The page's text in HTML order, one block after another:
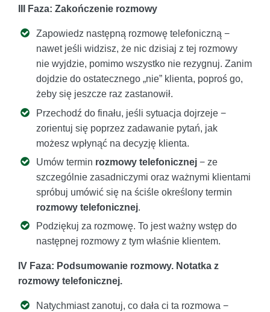
III Faza: Zakończenie rozmowy
Zapowiedz następną rozmowę telefoniczną −
nawet jeśli widzisz, że nic dzisiaj z tej rozmowy
nie wyjdzie, pomimo wszystko nie rezygnuj. Zanim
dojdzie do ostatecznego „nie” klienta, poproś go,
żeby się jeszcze raz zastanowił.
Przechodź do finału, jeśli sytuacja dojrzeje −
zorientuj się poprzez zadawanie pytań, jak
możesz wpłynąć na decyzję klienta.
Umów termin rozmowy telefonicznej − ze
szczególnie zasadniczymi oraz ważnymi klientami
spróbuj umówić się na ściśle określony termin
rozmowy telefonicznej.
Podziękuj za rozmowę. To jest ważny wstęp do
następnej rozmowy z tym właśnie klientem.
IV Faza: Podsumowanie rozmowy. Notatka z
rozmowy telefonicznej.
Natychmiast zanotuj, co dała ci ta rozmowa −